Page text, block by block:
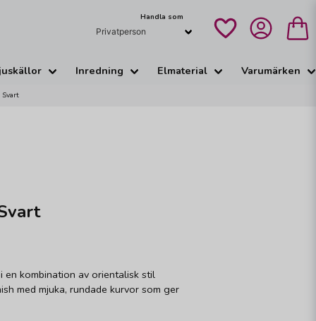
Handla som
Inredning Elmaterial Varumärken
Svart
kombination av orientalisk stil
med mjuka, rundade kurvor som ger